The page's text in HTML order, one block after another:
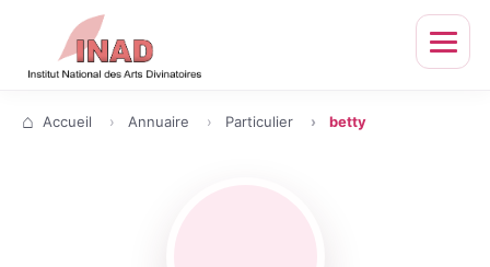
Ouvrir
Accueil Annuaire Particulier betty